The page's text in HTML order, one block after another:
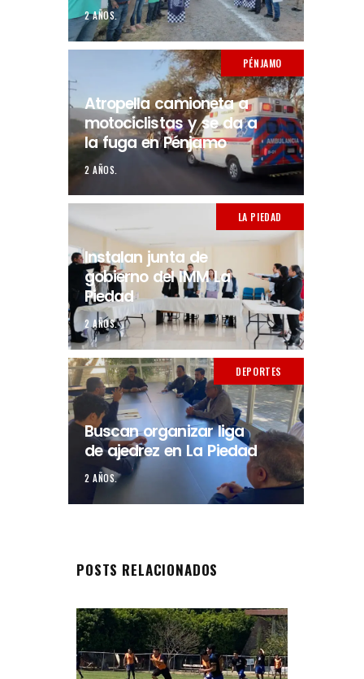
2 AÑOS.
PÉNJAMO
Atropella camioneta a
motociclistas y se da a
la fuga en Pénjamo
2 AÑOS.
LA PIEDAD
Instalan junta de
gobierno del IMM La
Piedad
2 AÑOS.
DEPORTES
Buscan organizar liga
de ajedrez en La Piedad
2 AÑOS.
POSTS RELACIONADOS